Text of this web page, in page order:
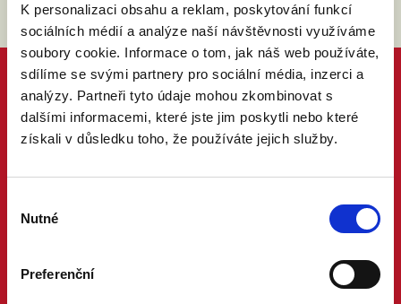
K personalizaci obsahu a reklam, poskytování funkcí
sociálních médií a analýze naší návštěvnosti využíváme
soubory cookie. Informace o tom, jak náš web používáte,
sdílíme se svými partnery pro sociální média, inzerci a
analýzy. Partneři tyto údaje mohou zkombinovat s
dalšími informacemi, které jste jim poskytli nebo které
získali v důsledku toho, že používáte jejich služby.
souhlasu
Nutné
Preferenční